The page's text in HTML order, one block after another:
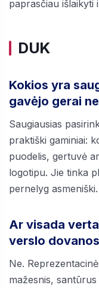
paprasčiau
DUK
Kokios yra
gavėjo gerai
Saugiausias
praktiški gaminiai:
puodelis, gertuvė
logotipu. Jie tinka
pernelyg asmeniški.
Ar visada
verslo
Ne.
mažesnis,